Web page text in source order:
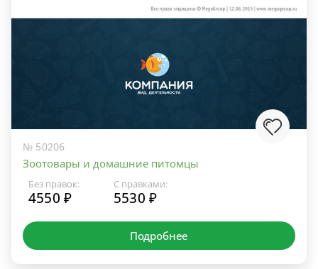
№ 50206
Зоотовары и домашние питомцы
Без правок:
4550 ₽
С правками:
5530 ₽
Подробнее